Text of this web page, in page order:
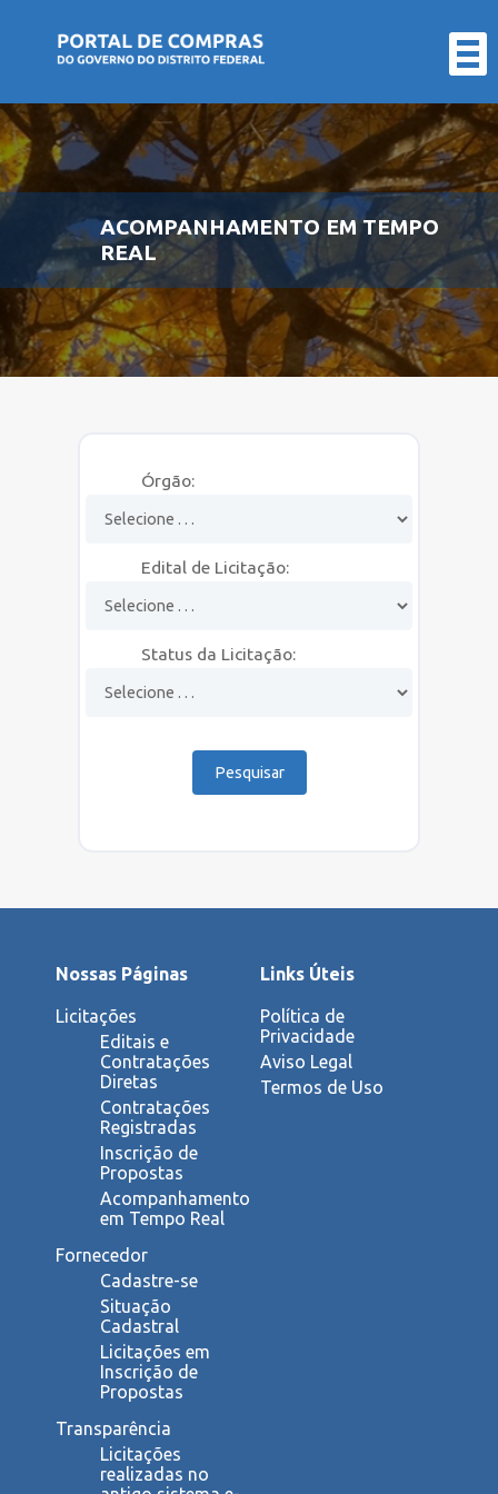
FORNECEDOR
ÓRGÃO
ATAS
DE
REGISTRO
ACOMPANHAMENTO EM TEMPO
REAL
Órgão:
Edital de Licitação:
Status da Licitação:
Nossas Páginas
Licitações
Editais e
Contratações
Diretas
Contratações
Registradas
Inscrição de
Propostas
Acompanhamento
em Tempo Real
Fornecedor
Cadastre-se
Situação
Cadastral
Licitações em
Inscrição de
Propostas
Transparência
Licitações
realizadas no
Links Úteis
Política de
Privacidade
Aviso Legal
Termos de Uso